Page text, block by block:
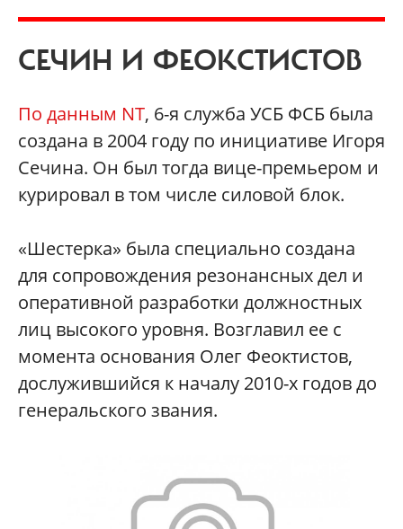
СЕЧИН И ФЕОКСТИСТОВ
По данным NT, 6-я служба УСБ ФСБ была
создана в 2004 году по инициативе Игоря
Сечина. Он был тогда вице-премьером и
курировал в том числе силовой блок.
«Шестерка» была специально создана
для сопровождения резонансных дел и
оперативной разработки должностных
лиц высокого уровня. Возглавил ее с
момента основания Олег Феоктистов,
дослужившийся к началу 2010-х годов до
генеральского звания.